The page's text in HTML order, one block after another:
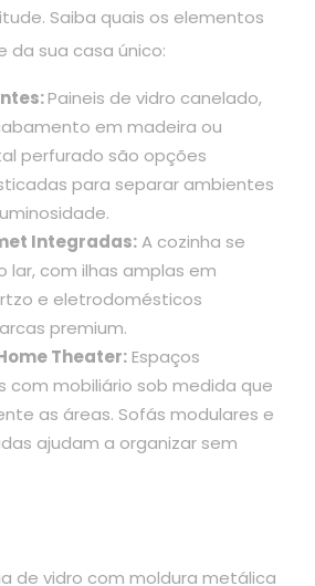
Saiba quais os elementos
da sua casa único:
Paineis de vidro canelado,
em madeira ou
perfurado são opções
para separar ambientes
Integradas:A cozinha se
lar, com ilhas amplas em
e eletrodomésticos
premium.
Theater:Espaços
com mobiliário sob medida que
as áreas. Sofás modulares e
ajudam a organizar sem
de vidro com moldura metálica